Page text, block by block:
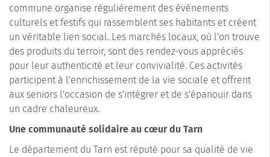
commune organise régulièrement des événements
culturels et festifs qui rassemblent ses habitants et créent
un véritable lien social. Les marchés locaux, où l'on trouve
des produits du terroir, sont des rendez-vous appréciés
pour leur authenticité et leur convivialité. Ces activités
participent à l'enrichissement de la vie sociale et offrent
aux seniors l'occasion de s'intégrer et de s'épanouir dans
un cadre chaleureux.
Une communauté solidaire au cœur du Tarn
Le département du Tarn est réputé pour sa qualité de vie